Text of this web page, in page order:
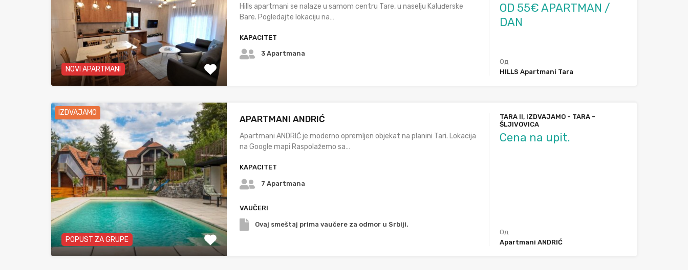
NOVI APARTMANI
Hills apartmani se nalaze u samom centru Tare, u naselju Kaluđerske
Bare. Pogledajte lokaciju na…
KAPACITET
3 Apartmana
OD 55€ APARTMAN /
DAN
Од
HILLS Apartmani Tara
IZDVAJAMO
POPUST ZA GRUPE
APARTMANI ANDRIĆ
Apartmani ANDRIĆ je moderno opremljen objekat na planini Tari. Lokacija
na Google mapi Raspolažemo sa…
KAPACITET
7 Apartmana
VAUČERI
Ovaj smeštaj prima vaučere za odmor u Srbiji.
TARA II, IZDVAJAMO - TARA -
ŠLJIVOVICA
Cena na upit.
Од
Apartmani ANDRIĆ